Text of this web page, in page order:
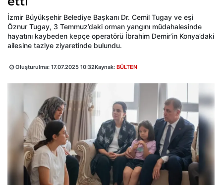
İzmir Büyükşehir Belediye Başkanı Dr. Cemil Tugay ve eşi
Öznur Tugay, 3 Temmuz’daki orman yangını müdahalesinde
hayatını kaybeden kepçe operatörü İbrahim Demir’in Konya’daki
ailesine taziye ziyaretinde bulundu.
Oluşturulma: 17.07.2025 10:32Kaynak: BÜLTEN